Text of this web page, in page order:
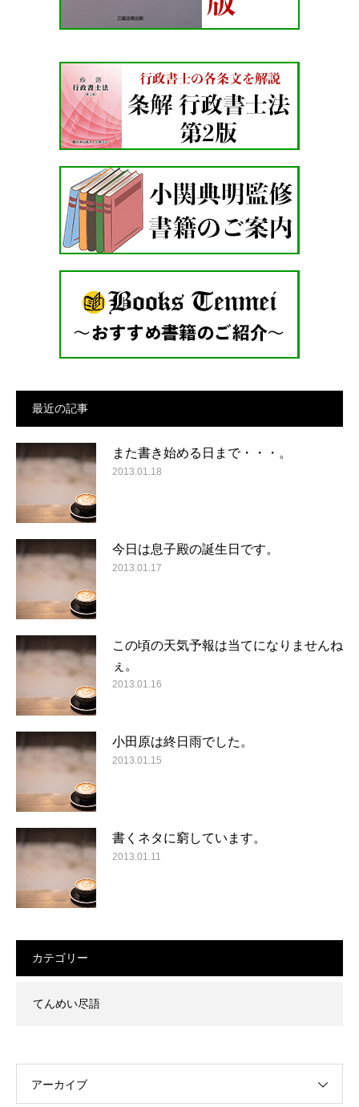
最近の記事
また書き始める日まで・・・。
2013.01.18
今日は息子殿の誕生日です。
2013.01.17
この頃の天気予報は当てになりませんね
ぇ。
2013.01.16
小田原は終日雨でした。
2013.01.15
書くネタに窮しています。
2013.01.11
カテゴリー
てんめい尽語
アーカイブ